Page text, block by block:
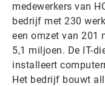
medewerkers van
bedrijf met 230
een omzet van 201
5,1 miljoen. De IT-
installeert
Het bedrijf bouwt